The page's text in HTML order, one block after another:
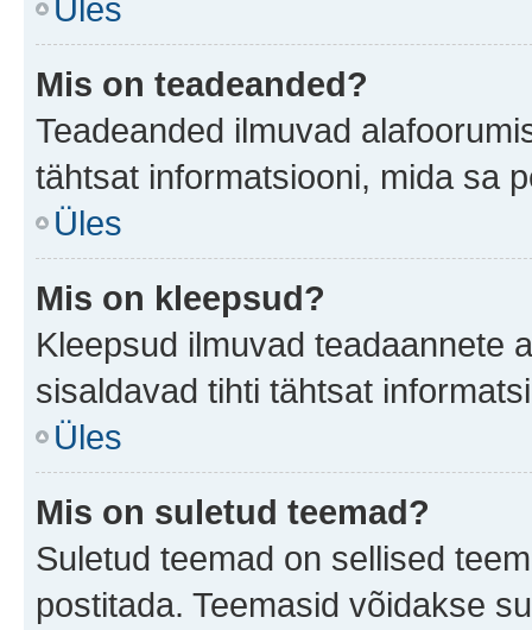
Üles
Mis on teadeanded?
Teadeanded ilmuvad
tähtsat informatsiooni, mida sa
Üles
Mis on kleepsud?
Kleepsud ilmuvad teadaannete
sisaldavad tihti tähtsat
Üles
Mis on suletud teemad?
Suletud teemad on sellised
postitada. Teemasid võidakse